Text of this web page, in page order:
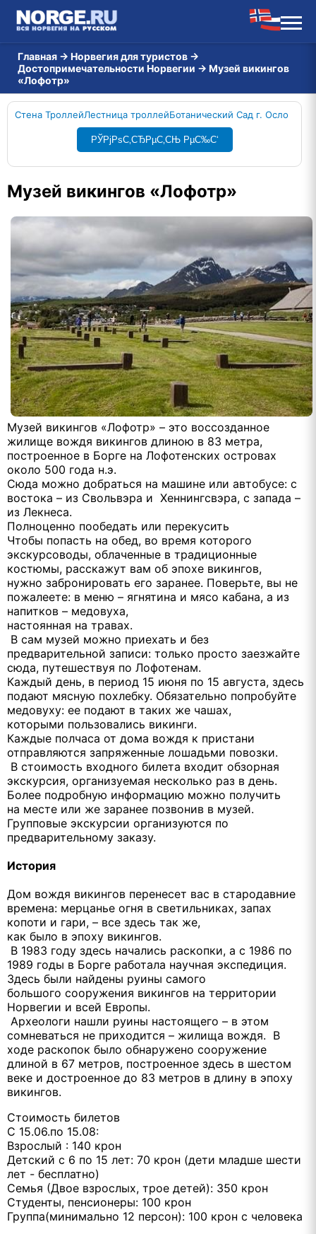
Главная → Норвегия для туристов →
Достопримечательности Норвегии → Музей викингов
«Лофотр»
Стена ТроллейЛестница троллейБотанический Сад г. Осло
РЎРјРѕС‚СЂРµС‚СЊ РµС‰С‘
Музей викингов «Лофотр»
Музей викингов «Лофотр» – это воссозданное
жилище вождя викингов длиною в 83 метра,
построенное в Борге на Лофотенских островах
около 500 года н.э.
Сюда можно добраться на машине или автобусе: с
востока – из Свольвэра и Хеннингсвэра, с запада –
из Лекнеса.
Полноценно пообедать или перекусить
Чтобы попасть на обед, во время которого
экскурсоводы, облаченные в традиционные
костюмы, расскажут вам об эпохе викингов,
нужно забронировать его заранее. Поверьте, вы не
пожалеете: в меню – ягнятина и мясо кабана, а из
напитков – медовуха,
настоянная на травах.
В сам музей можно приехать и без
предварительной записи: только просто заезжайте
сюда, путешествуя по Лофотенам.
Каждый день, в период 15 июня по 15 августа, здесь
подают мясную похлебку. Обязательно попробуйте
медовуху: ее подают в таких же чашах,
которыми пользовались викинги.
Каждые полчаса от дома вождя к пристани
отправляются запряженные лошадьми повозки.
В стоимость входного билета входит обзорная
экскурсия, организуемая несколько раз в день.
Более подробную информацию можно получить
на месте или же заранее позвонив в музей.
Групповые экскурсии организуются по
предварительному заказу.
История
Дом вождя викингов перенесет вас в стародавние
времена: мерцанье огня в светильниках, запах
копоти и гари, – все здесь так же,
как было в эпоху викингов.
В 1983 году здесь начались раскопки, а с 1986 по
1989 годы в Борге работала научная экспедиция.
Здесь были найдены руины самого
большого сооружения викингов на территории
Норвегии и всей Европы.
Археологи нашли руины настоящего – в этом
сомневаться не приходится – жилища вождя. В
ходе раскопок было обнаружено сооружение
длиной в 67 метров, построенное здесь в шестом
веке и достроенное до 83 метров в длину в эпоху
викингов.
Стоимость билетов
С 15.06.по 15.08:
Взрослый : 140 крон
Детский с 6 по 15 лет: 70 крон (дети младше шести
лет - бесплатно)
Семья (Двое взрослых, трое детей): 350 крон
Студенты, пенсионеры: 100 крон
Группа(минимально 12 персон): 100 крон с человека